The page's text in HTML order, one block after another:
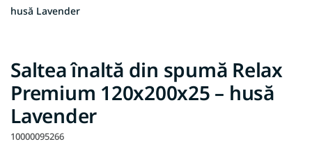
husă Lavender
Saltea înaltă din spumă Relax
Premium 120x200x25 – husă
Lavender
10000095266